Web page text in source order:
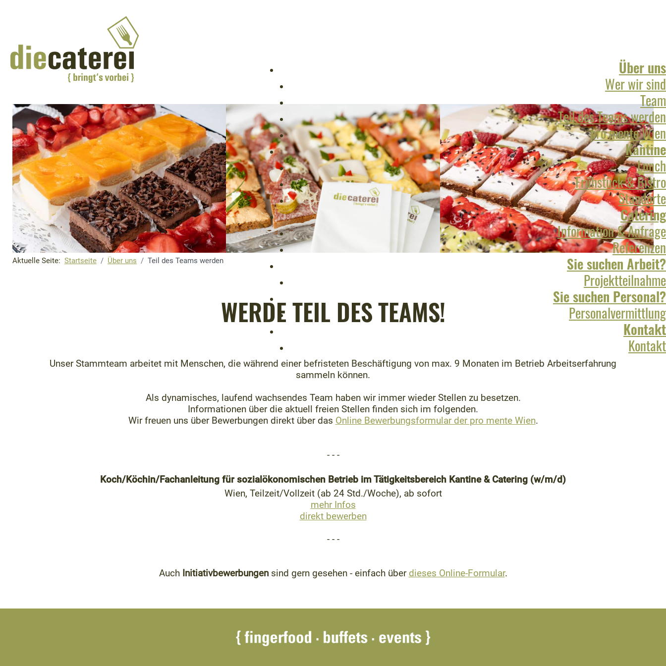
Über uns
Wer wir sind
Team
Teil des Teams werden
pro mente Wien
Kantine
Lunch
Frühstück & Bistro
Standorte
Catering
Information & Anfrage
Referenzen
Sie suchen Arbeit?
Projektteilnahme
Sie suchen Personal?
Personalvermittlung
Kontakt
Kontakt
Aktuelle Seite: Startseite Über uns Teil des Teams werden
WERDE TEIL DES TEAMS!
Unser Stammteam arbeitet mit Menschen, die während einer befristeten Beschäftigung von max. 9 Monaten im Betrieb Arbeitserfahrung
sammeln können.
Als dynamisches, laufend wachsendes Team haben wir immer wieder Stellen zu besetzen.
Informationen über die aktuell freien Stellen finden sich im folgenden.
Wir freuen uns über Bewerbungen direkt über das Online Bewerbungsformular der pro mente Wien.
- - -
Koch/Köchin/Fachanleitung für sozialökonomischen Betrieb im Tätigkeitsbereich Kantine & Catering (w/m/d)
Wien, Teilzeit/Vollzeit (ab 24 Std./Woche), ab sofort
mehr Infos
direkt bewerben
- - -
Auch Initiativbewerbungensind gern gesehen - einfach über dieses Online-Formular.